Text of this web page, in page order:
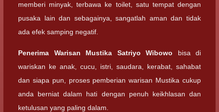
memberi minyak, terbawa ke toilet, satu tempat dengan
pusaka lain dan sebagainya, sangatlah aman dan tidak
ada efek samping negatif.
Penerima Warisan Mustika Satriyo Wibowo bisa di
wariskan ke anak, cucu, istri, saudara, kerabat, sahabat
dan siapa pun, proses pemberian warisan Mustika cukup
anda berniat dalam hati dengan penuh keikhlasan dan
ketulusan yang paling dalam.